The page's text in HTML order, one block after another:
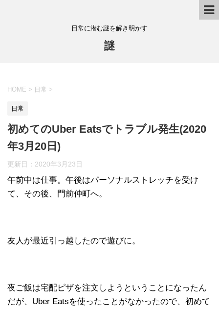
日常に潜む謎を解き明かす
謎
HOME > 日常 >
日常
初めてのUber Eatsでトラブル発生(2020
年3月20日)
更新日： 2020年3月23日
午前中は仕事。午後はパーソナルストレッチを受け
て、その後、門前仲町へ。
友人が最近引っ越したので遊びに。
夜ご飯は宅配ピザを注文しようということになったん
だが、Uber Eatsを使ったことがなかったので、初めて